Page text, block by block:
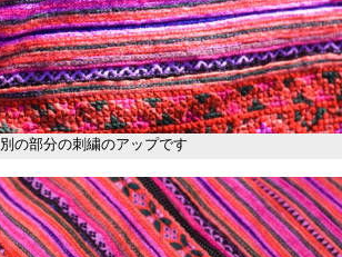
別の部分の刺繍のアップです